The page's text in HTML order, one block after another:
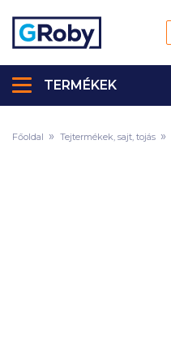
TERMÉKEK
Főoldal Tejtermékek, sajt, tojás